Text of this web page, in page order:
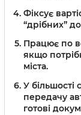
Фіксує
“дрібних”
Працює по
якщо
міста.
У більшості
передачу
готові